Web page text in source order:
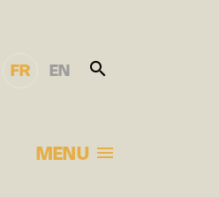
FR EN
MENU